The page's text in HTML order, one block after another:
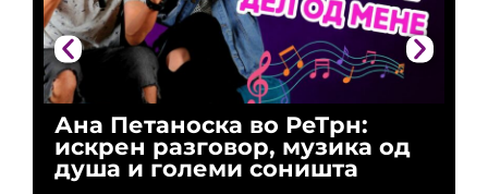
Ана Петаноска во РеТрн:
искрен разговор, музика од
душа и големи соништа